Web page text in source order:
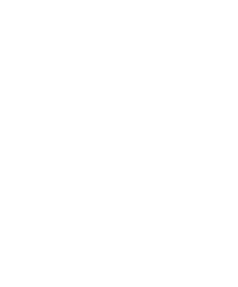
FV PARA ELEVAR TU ESPACIO